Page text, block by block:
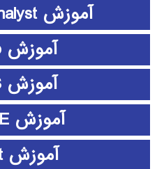
آموزش Frontier Analyst
آموزش github
آموزش HFSS
آموزش HSPICE
آموزش L-Edit